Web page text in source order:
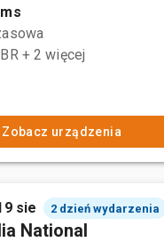
+ 2 więcej
Zobacz urządzenia
sie 2 dzień wydarzenia
National